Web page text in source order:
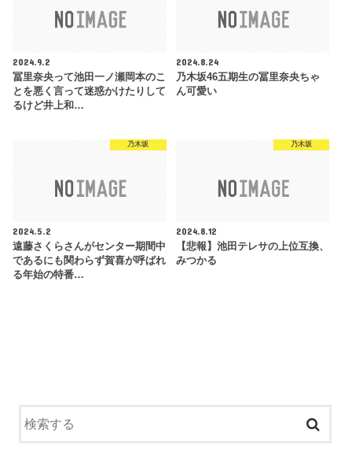
2024.9.2
冨里奈央って池田一ノ瀬岡本のこ
とを悪く言って迷惑かけたりして
るけど井上和…
2024.8.24
乃木坂46五期生の冨里奈央ちゃ
ん可愛い
乃木坂
2024.5.2
遠藤さくらさんがセンター期間中
であるにも関わらず賀喜が呼ばれ
る年始の特番…
乃木坂
2024.8.12
【悲報】池田テレサの上位互換、
みつかる